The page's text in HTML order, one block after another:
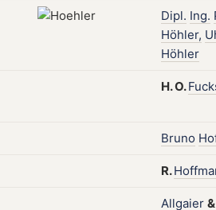
Dipl. Ing.
Höhler,
Höhler
H.O.
Bruno
R.
Allgaier